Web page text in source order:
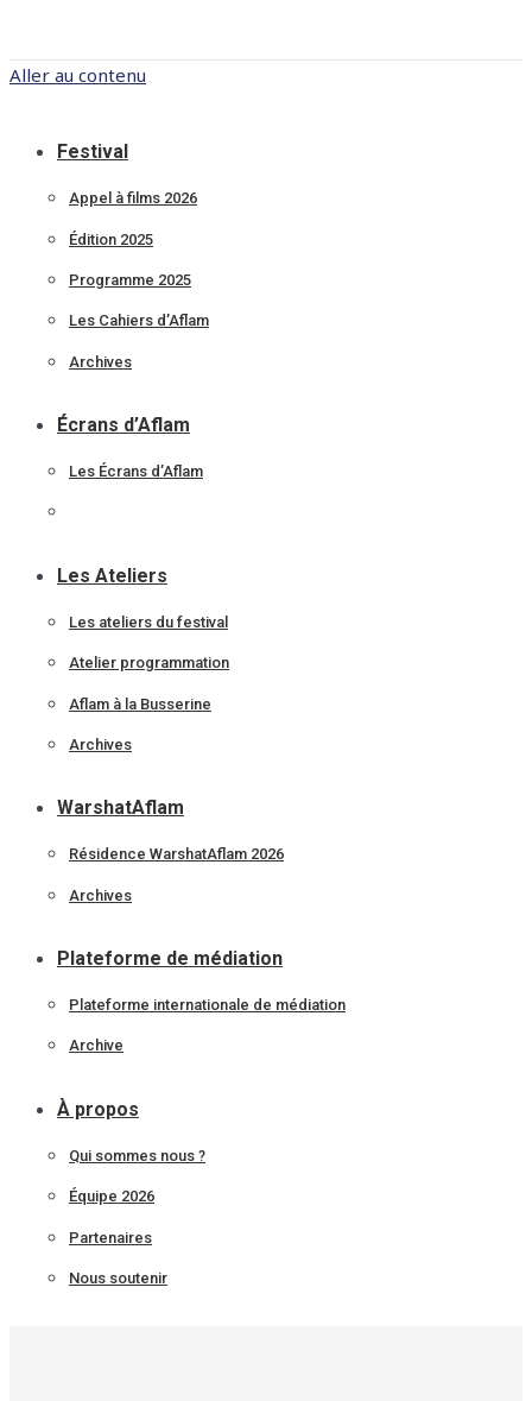
Aller au contenu
Festival
Appel à films 2026
Édition 2025
Programme 2025
Les Cahiers d’Aflam
Archives
Écrans d’Aflam
Les Écrans d’Aflam
Les Ateliers
Les ateliers du festival
Atelier programmation
Aflam à la Busserine
Archives
WarshatAflam
Résidence WarshatAflam 2026
Archives
Plateforme de médiation
Plateforme internationale de médiation
Archive
À propos
Qui sommes nous ?
Équipe 2026
Partenaires
Nous soutenir